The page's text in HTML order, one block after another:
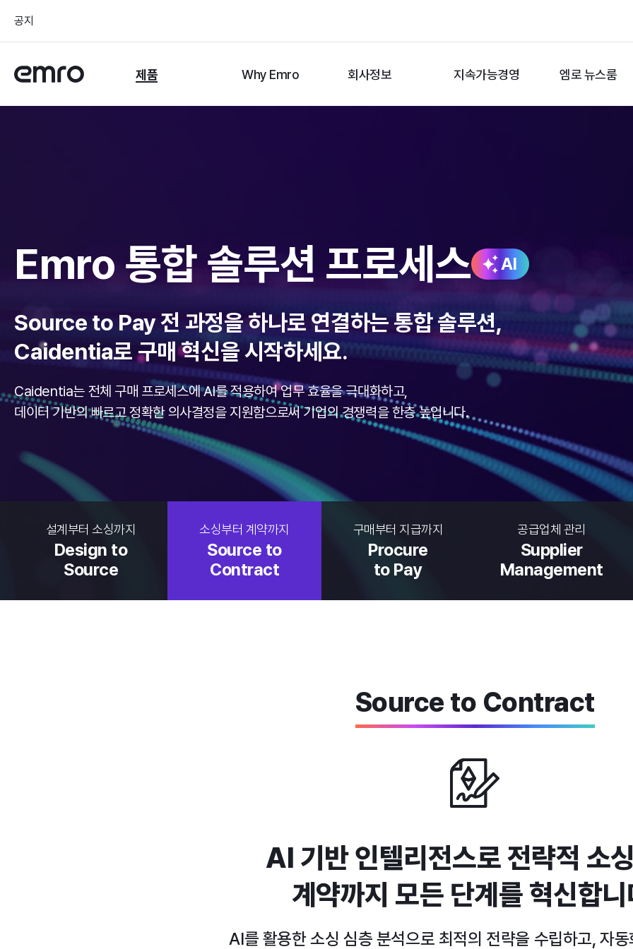
공지
제품 Why Emro 회사정보 지속가능경영 엠로 뉴스룸
Emro 통합 솔루션 프로세스 AI
Source to Pay 전 과정을 하나로 연결하는 통합 솔루션,
Caidentia로 구매 혁신을 시작하세요.
Caidentia는 전체 구매 프로세스에 AI를 적용하여 업무 효율을 극대화하고,
데이터 기반의 빠르고 정확한 의사결정을 지원함으로써 기업의 경쟁력을 한층 높입니다.
설계부터 소싱까지
Design to
Source
소싱부터 계약까지
Source to
Contract
구매부터 지급까지
Procure
to Pay
공급업체 관리
Supplier
Management
Source to Contract
AI 기반 인텔리전스로 전략적 소
계약까지 모든 단계를 혁신합
AI를 활용한 소싱 심층 분석으로 최적의 전략을 수립하고, 자